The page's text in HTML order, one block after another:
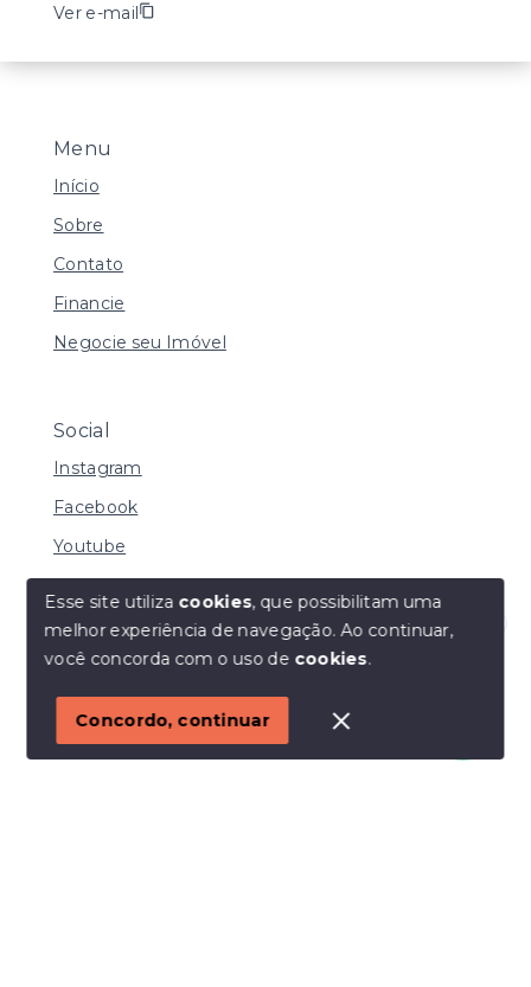
Olá! Estamos disponíveis para te ajudar.
Menu
Início
Sobre
Contato
Financie
Negocie seu Imóvel
Social
Instagram
Facebook
Youtube
© Copyright 2026 - I URBE CONSULTORIA
IMOBILIÁRIA | CRECI 33.934 J - Todos os direitos
SITE PARA IMOBILIARIA
Ver e-mail
Esse site utiliza cookies, que possibilitam uma
melhor experiência de navegação.Ao continuar,
você concorda com o uso de cookies.
Concordo, continuar